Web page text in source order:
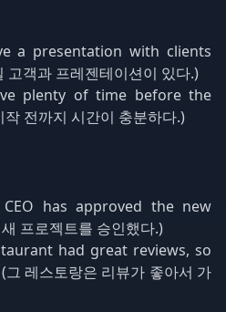
a presentation with clients
객과 프레젠테이션이 있다.)
plenty of time before the
전까지 시간이 충분하다.)
CEO has approved the new
프로젝트를 승인했다.)
had great reviews, so
레스토랑은 리뷰가 좋아서 가